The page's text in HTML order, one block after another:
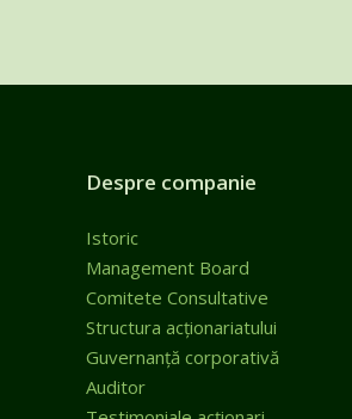
Despre companie
Istoric
Management Board
Comitete Consultative
Structura acționariatului
Guvernanță corporativă
Auditor